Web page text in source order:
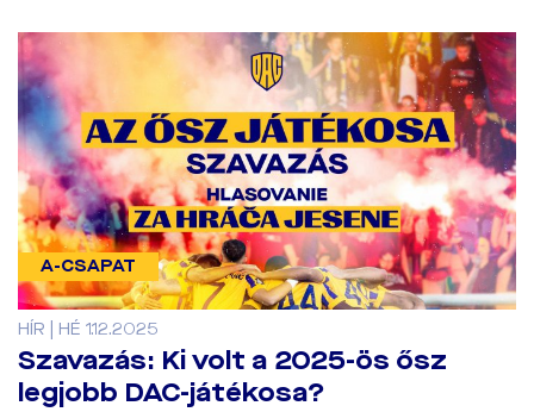
A-CSAPAT
HÍR | HÉ 1.12.2025
Szavazás: Ki volt a 2025-ös ősz
legjobb DAC-játékosa?